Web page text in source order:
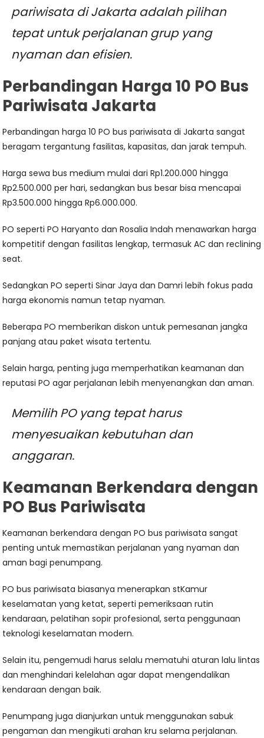
pariwisata di Jakarta adalah pilihan
tepat untuk perjalanan grup yang
nyaman dan efisien.
Perbandingan Harga 10 PO Bus
Pariwisata Jakarta
Perbandingan harga 10 PO bus pariwisata di Jakarta sangat
beragam tergantung fasilitas, kapasitas, dan jarak tempuh.
Harga sewa bus medium mulai dari Rp1.200.000 hingga
Rp2.500.000 per hari, sedangkan bus besar bisa mencapai
Rp3.500.000 hingga Rp6.000.000.
PO seperti PO Haryanto dan Rosalia Indah menawarkan harga
kompetitif dengan fasilitas lengkap, termasuk AC dan reclining
seat.
Sedangkan PO seperti Sinar Jaya dan Damri lebih fokus pada
harga ekonomis namun tetap nyaman.
Beberapa PO memberikan diskon untuk pemesanan jangka
panjang atau paket wisata tertentu.
Selain harga, penting juga memperhatikan keamanan dan
reputasi PO agar perjalanan lebih menyenangkan dan aman.
Memilih PO yang tepat harus
menyesuaikan kebutuhan dan
anggaran.
Keamanan Berkendara dengan
PO Bus Pariwisata
Keamanan berkendara dengan PO bus pariwisata sangat
penting untuk memastikan perjalanan yang nyaman dan
aman bagi penumpang.
PO bus pariwisata biasanya menerapkan stKamur
keselamatan yang ketat, seperti pemeriksaan rutin
kendaraan, pelatihan sopir profesional, serta penggunaan
teknologi keselamatan modern.
Selain itu, pengemudi harus selalu mematuhi aturan lalu lintas
dan menghindari kelelahan agar dapat mengendalikan
kendaraan dengan baik.
Penumpang juga dianjurkan untuk menggunakan sabuk
pengaman dan mengikuti arahan kru selama perjalanan.